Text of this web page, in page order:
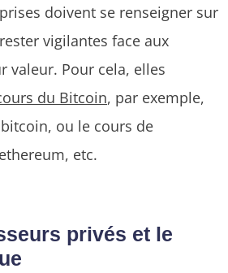
doivent se renseigner sur
vigilantes face aux
valeur. Pour cela, elles
du Bitcoin, par exemple,
ou le cours de
etc.
privés et le